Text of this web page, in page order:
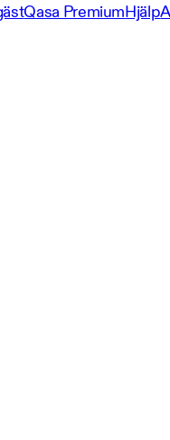
Qasa PremiumHjälp